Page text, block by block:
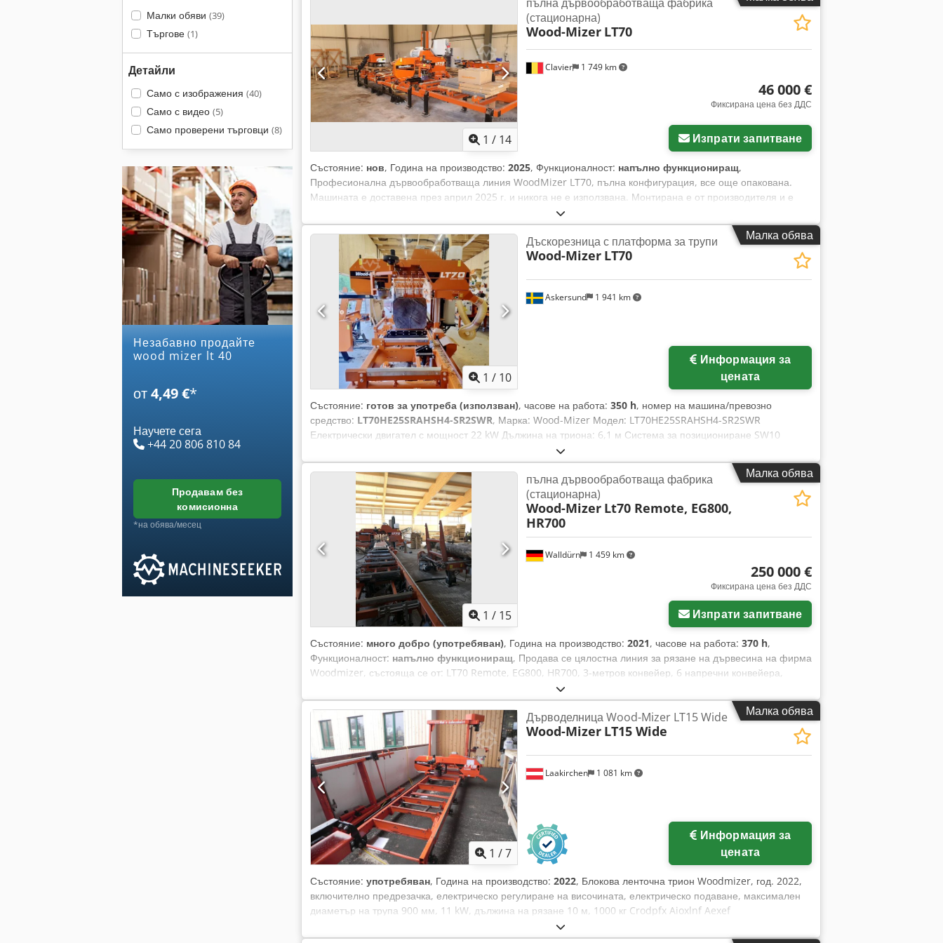
Малки обяви (39)
Търгове (1)
Детайли
Само с изображения (40)
Само с видео (5)
Само проверени търговци (8)
Незабавно продайте
wood mizer lt 40
от4,49 €*
Научете сега
+44 20 806 810 84
продавам без
комисионна
*на обява/месец
1 / 14
Clavier 1 749 km
пълна дървообработваща фабрика
(стационарна)
Wood-Mizer LT70
46 000 €
Фиксирана цена без ДДС
Изпрати запитване
Състояние: нов, Година на производство: 2025, Функционалност: напълно функциониращ,
Професионална дървообработваща линия WoodMizer LT70, пълна конфигурация, все още опакована.
Машината е доставена през април 2025 г. и никога не е използвана. Монтирана е от производителя и е
Малка обява
1 / 10
Askersund 1 941 km
Дъскорезница с платформа за трупи
Wood-Mizer LT70
цената
Състояние: готов за употреба (използван), часове на работа: 350 h, номер на машина/превозно
средство: LT70HE25SRAHSH4-SR2SWR, Марка: Wood-Mizer Модел: LT70HE25SRAHSH4-SR2SWR
Електрически двигател с мощност 22 kW Дължина на триона: 6,1 м Система за позициониране SW10
Система за автоматично измерване на дебелината на дъските (LMS) Работно място за оператора
Наклонен транспортьор с връщане на дъските Верижен обръщател, 3 вертикални странични опори,
централен захват на 2 вала, 2 моторизирани ролки с двойни цилиндри, 2 захвата, абсорбираща ролка
Дискове за лентови триони с ширина 50 мм Окорител Лазерен мерник Комплект крака за повдигната рамка
(„H“) Csdpfxozln S Nj Aixerf Платформа за трупи, 2 вериги, 6 x 1,66 м
Малка обява
1 / 15
Walldürn 1 459 km
пълна дървообработваща фабрика
(стационарна)
Wood-Mizer Lt70 Remote, EG800,
HR700
250 000 €
Фиксирана цена без ДДС
Изпрати запитване
Състояние: много добро (употребяван), Година на производство: 2021, часове на работа: 370 h,
Функционалност: напълно функциониращ, Продава се цялостна линия за рязане на дървесина на фирма
Woodmizer, състояща се от: LT70 Remote, EG800, HR700, 3-метров конвейер, 6 напречни конвейера,
устройство за подаване на дървени трупи и др. Линията е напълно функционална. Обслужването на
клиенти е извършено наскоро. Линията все още е в експлоатация и може да бъде огледана по всяко
време. В цената са включени също около 100 лентови триони (стойност около 3000 евро) за LT70/HR700 и
11 дискови триона за EG800 (стойност около 1400 евро). Crjdpfx Aioyz Ia Isxof В момента HR700 не се
използва и е складиран. HR700 е напълно функционален и е работил само 30 часа. Друга конфигурация
на линията с HR700 е показана на последната снимка. При интерес линията може да бъде продадена и с
персонал (около 500-1000 м3 нарязана дървесина годишно). Ако имате въпроси, с удоволствие ще
отговоря.
Малка обява
1 /7
Laakirchen 1 081 km
Дърводелница Wood-Mizer LT15 Wide
Wood-Mizer LT15 Wide
цената
Състояние: употребяван, Година на производство: 2022, Блокова ленточна трион Woodmizer, год. 2022,
включително предрезачка, електрическо регулиране на височината, електрическо подаване, максимален
диаметър на трупа 900 мм, 11 kW, дължина на рязане 10 м, 1000 кг Crodpfx Aioxlnf Aexef